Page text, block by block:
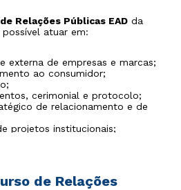
Relações Públicas EAD da
atuar em:
externa de empresas e marcas;
ao consumidor;
cerimonial e protocolo;
de relacionamento e de
projetos institucionais;
entre outros.
de Relações